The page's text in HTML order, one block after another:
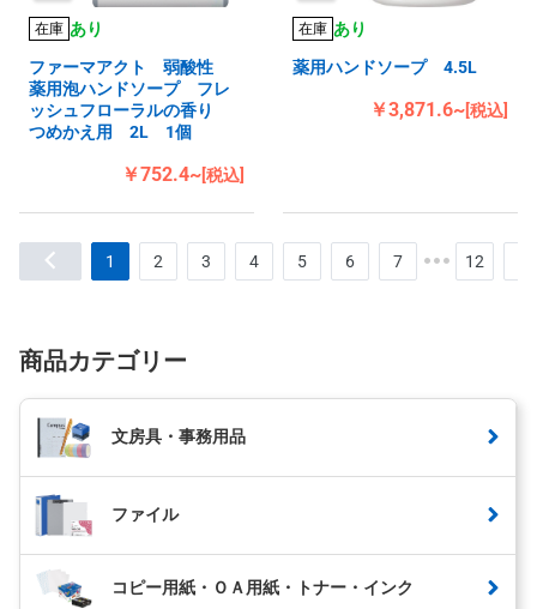
在庫 あり
ファーマアクト 弱酸性
薬用泡ハンドソープ フレ
ッシュフローラルの香り
つめかえ用 2L 1個
￥752.4~[税込]
在庫 あり
薬用ハンドソープ 4.5L
￥3,871.6~[税込]
1 2 3 4 5 6 7 12
商品カテゴリー
文房具・事務用品
ファイル
コピー用紙・ＯＡ用紙・トナー・インク